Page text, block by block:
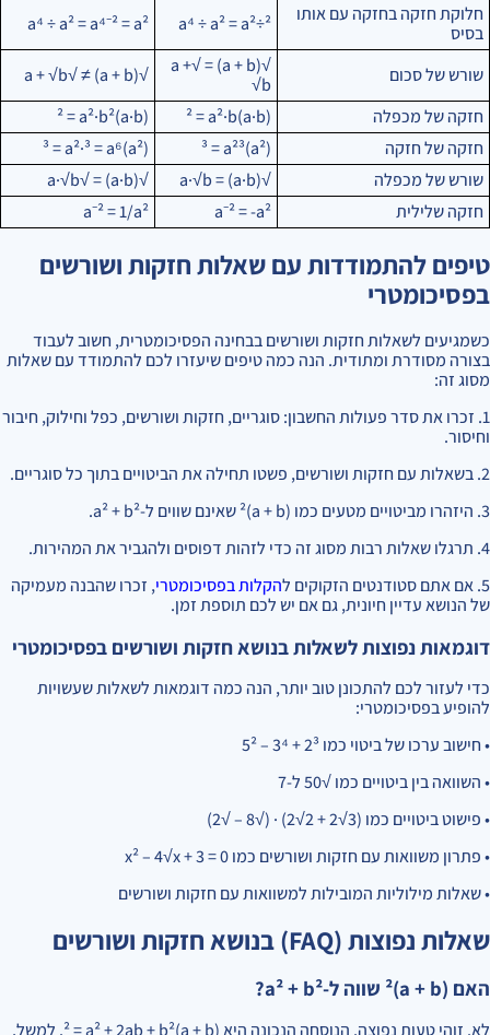
חלוקת חזקה בחזקה עם אותו
בסיס
a⁴ ÷ a² = a²÷²
a⁴ ÷ a² = a⁴⁻² = a²
שורש של סכום
√(a + b) = √a +
√b
√(a + b) ≠ √a + √b
חזקה של מכפלה
(a·b)² = a²·b
(a·b)² = a²·b²
חזקה של חזקה
(a²)³ = a²³
(a²)³ = a²·³ = a⁶
שורש של מכפלה
√(a·b) = a·√b
√(a·b) = √a·√b
חזקה שלילית
a⁻² = -a²
a⁻² = 1/a²
טיפים להתמודדות עם שאלות חזקות ושורשים
בפסיכומטרי
כשמגיעים לשאלות חזקות ושורשים בבחינה הפסיכומטרית, חשוב לעבוד
בצורה מסודרת ומתודית. הנה כמה טיפים שיעזרו לכם להתמודד עם שאלות
מסוג זה:
1. זכרו את סדר פעולות החשבון: סוגריים, חזקות ושורשים, כפל וחילוק, חיבור
וחיסור.
2. בשאלות עם חזקות ושורשים, פשטו תחילה את הביטויים בתוך כל סוגריים.
3. היזהרו מביטויים מטעים כמו (a + b)² שאינם שווים ל-a² + b².
4. תרגלו שאלות רבות מסוג זה כדי לזהות דפוסים ולהגביר את המהירות.
5. אם אתם סטודנטים הזקוקים ל
הקלות בפסיכומטרי, זכרו שהבנה מעמיקה
של הנושא עדיין חיונית, גם אם יש לכם תוספת זמן.
דוגמאות נפוצות לשאלות בנושא חזקות ושורשים בפסיכומטרי
כדי לעזור לכם להתכונן טוב יותר, הנה כמה דוגמאות לשאלות שעשויות
להופיע בפסיכומטרי:
• חישוב ערכו של ביטוי כמו 2³ + 3⁴ – 5²
• השוואה בין ביטויים כמו √50 ל-7
• פישוט ביטויים כמו (3√2 + 2√2) · (√8 – √2)
• פתרון משוואות עם חזקות ושורשים כמו x² – 4√x + 3 = 0
• שאלות מילוליות המובילות למשוואות עם חזקות ושורשים
שאלות נפוצות (FAQ) בנושא חזקות ושורשים
האם (a + b)² שווה ל-a² + b²?
לא. זוהי טעות נפוצה. הנוסחה הנכונה היא (a + b)² = a² + 2ab + b². למשל,